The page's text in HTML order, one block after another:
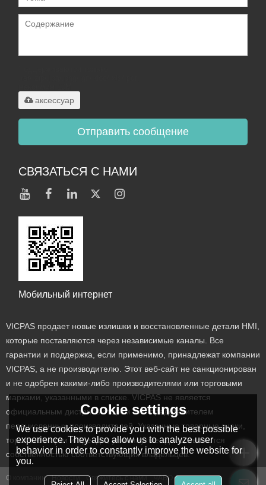
аксессуар
Отправить сообщение
СВЯЗАТЬСЯ С НАМИ
Мобильный интернет
VICPAS продает новые излишки и восстановленные детали HMI,
которые поставляются через независимые каналы. Все
гарантии и поддержка, если применимо, принадлежат компании
VICPAS, а не производителю. Этот веб-сайт не санкционирован
и не одобрен какими-либо производителями или торговыми
марками, указанными в списке. VICPAS не является
официальным дистрибьютором или представителем
перечисленных производителей. Указанные товарные знаки,
торговые марки и бренды, упомянутые здесь, являются
собственностью соответствующих владельцев.
О компании Новости Свяжитесь с нами ЧАВО
Cookie settings
We use cookies to provide you with the best possible
experience. They also allow us to analyze user
behavior in order to constantly improve the website for
you.